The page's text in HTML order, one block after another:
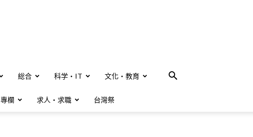
総合 科学・IT 文化・教育
專欄 求人・求職 台灣祭